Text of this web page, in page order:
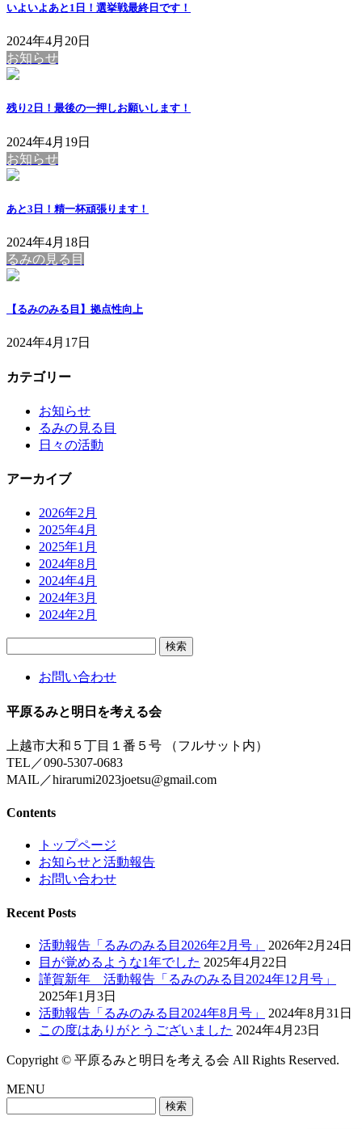
いよいよあと1日！選挙戦最終日です！
2024年4月20日
お知らせ
残り2日！最後の一押しお願いします！
2024年4月19日
お知らせ
あと3日！精一杯頑張ります！
2024年4月18日
るみの見る目
【るみのみる目】拠点性向上
2024年4月17日
カテゴリー
お知らせ
るみの見る目
日々の活動
アーカイブ
2026年2月
2025年4月
2025年1月
2024年8月
2024年4月
2024年3月
2024年2月
お問い合わせ
平原るみと明日を考える会
上越市大和５丁目１番５号 （フルサット内）
TEL／090-5307-0683
MAIL／hirarumi2023joetsu@gmail.com
Contents
トップページ
お知らせと活動報告
お問い合わせ
Recent Posts
活動報告「るみのみる目2026年2月号」
2026年2月24日
目が覚めるような1年でした 2025年4月22日
謹賀新年 活動報告「るみのみる目2024年12月号」
2025年1月3日
活動報告「るみのみる目2024年8月号」
2024年8月31日
この度はありがとうございました 2024年4月23日
Copyright © 平原るみと明日を考える会 All Rights Reserved.
MENU